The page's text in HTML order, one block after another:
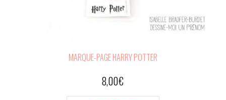
MARQUE-PAGE HARRY POTTER
8,00€